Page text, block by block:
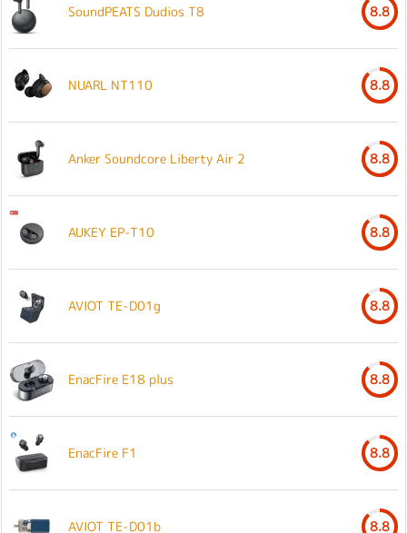
SoundPEATS Dudios T8 8.8
NUARL NT110 8.8
Anker Soundcore Liberty Air 2 8.8
AUKEY EP-T10 8.8
AVIOT TE-D01g 8.8
EnacFire E18 plus 8.8
EnacFire F1 8.8
AVIOT TE-D01b 8.8